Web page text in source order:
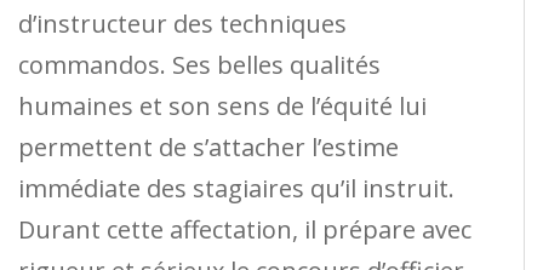
d’instructeur des techniques
commandos. Ses belles qualités
humaines et son sens de l’équité lui
permettent de s’attacher l’estime
immédiate des stagiaires qu’il instruit.
Durant cette affectation, il prépare avec